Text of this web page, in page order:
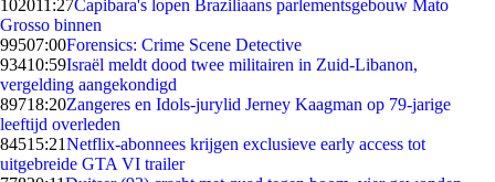
102011:27Capibara's lopen Braziliaans parlementsgebouw Mato
Grosso binnen
99507:00Forensics: Crime Scene Detective
93410:59Israël meldt dood twee militairen in Zuid-Libanon,
vergelding aangekondigd
89718:20Zangeres en Idols-jurylid Jerney Kaagman op 79-jarige
leeftijd overleden
84515:21Netflix-abonnees krijgen exclusieve early access tot
uitgebreide GTA VI trailer